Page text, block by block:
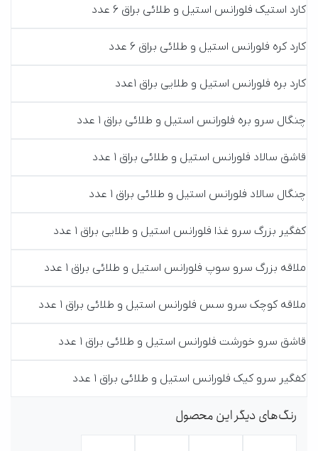
کارد استیک فلورانس استیل و طلائی براق 6 عدد
کارد کره فلورانس استیل و طلائی براق 6 عدد
کارد بره فلورانس استیل و طلایی براق 1عدد
چنگال سرو بره فلورانس استیل و طلائی براق 1 عدد
قاشق سالاد فلورانس استیل و طلائی براق 1 عدد
چنگال سالاد فلورانس استیل و طلائی براق 1 عدد
کفگیر بزرگ سرو غذا فلورانس استیل و طلایی براق 1 عدد
ملاقه بزرگ سرو سوپ فلورانس استیل و طلائی براق 1 عدد
ملاقه کوچک سرو سس فلورانس استیل و طلائی براق 1 عدد
قاشق سرو خورشت فلورانس استیل و طلائی براق 1 عدد
کفگیر سرو کیک فلورانس استیل و طلائی براق 1 عدد
رنگ‌های دیگر این محصول